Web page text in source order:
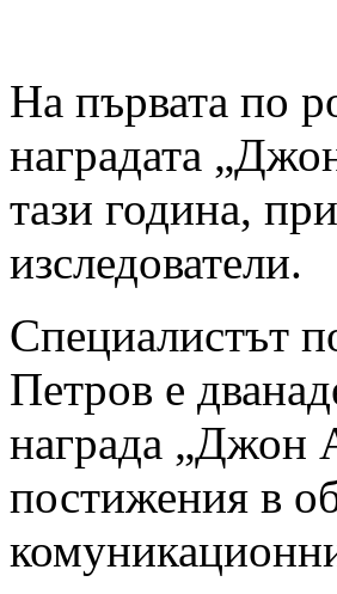
На първата по
наградата
тази година,
изследователи.
Специалистът
Петров е
награда „Джон
постижения в